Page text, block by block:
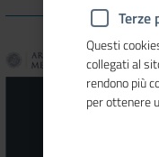
Terze
Questi
collegati al
rendono più
per ottenere